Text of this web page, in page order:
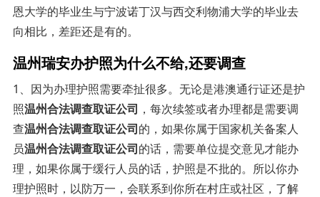
恩大学的毕业生与宁波诺丁汉与西交利物浦大学的毕业去
向相比，差距还是有的。
温州瑞安办护照为什么不给,还要调查
1、因为办理护照需要牵扯很多。无论是港澳通行证还是护
照温州合法调查取证公司 ，每次续签或者办理都是需要调
查温州合法调查取证公司的，如果你属于国家机关备案人
员温州合法调查取证公司的话，需要单位提交意见才能办
理，如果你属于缓行人员的话，护照是不批的。所以你办
理护照时，以防万一，会联系到你所在村庄或社区，了解